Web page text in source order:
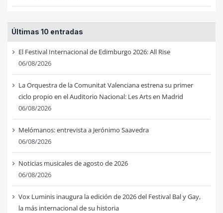
Últimas 10 entradas
El Festival Internacional de Edimburgo 2026: All Rise
06/08/2026
La Orquestra de la Comunitat Valenciana estrena su primer
ciclo propio en el Auditorio Nacional: Les Arts en Madrid
06/08/2026
Melómanos: entrevista a Jerónimo Saavedra
06/08/2026
Noticias musicales de agosto de 2026
06/08/2026
Vox Luminis inaugura la edición de 2026 del Festival Bal y Gay,
la más internacional de su historia